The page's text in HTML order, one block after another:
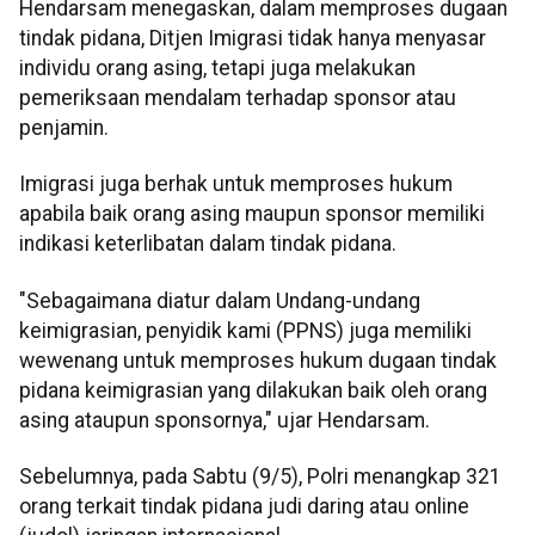
Hendarsam menegaskan, dalam memproses dugaan
tindak pidana, Ditjen Imigrasi tidak hanya menyasar
individu orang asing, tetapi juga melakukan
pemeriksaan mendalam terhadap sponsor atau
penjamin.
Imigrasi juga berhak untuk memproses hukum
apabila baik orang asing maupun sponsor memiliki
indikasi keterlibatan dalam tindak pidana.
"Sebagaimana diatur dalam Undang-undang
keimigrasian, penyidik kami (PPNS) juga memiliki
wewenang untuk memproses hukum dugaan tindak
pidana keimigrasian yang dilakukan baik oleh orang
asing ataupun sponsornya," ujar Hendarsam.
Sebelumnya, pada Sabtu (9/5), Polri menangkap 321
orang terkait tindak pidana judi daring atau online